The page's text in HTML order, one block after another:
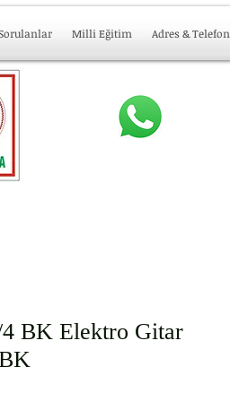
Milli Eğitim Adres & Telefon
4 BK Elektro Gitar